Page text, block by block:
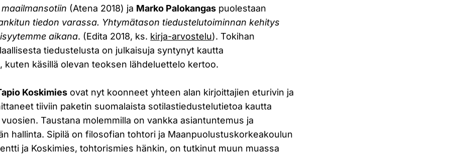
(Atena 2018) ja Marko Palokangas puolestaan
tiedon varassa. Yhtymätason tiedustelutoiminnan kehitys
aikana. (Edita 2018, ks. kirja-arvostelu). Tokihan
tiedustelusta on julkaisuja syntynyt kautta
kuten käsillä olevan teoksen lähdeluettelo kertoo.
Koskimies ovat nyt koonneet yhteen alan kirjoittajien eturivin ja
tiiviin paketin suomalaista sotilastiedustelutietoa kautta
Taustana molemmilla on vankka asiantuntemus ja
hallinta. Sipilä on filosofian tohtori ja Maanpuolustuskorkeakoulun
ja Koskimies, tohtorismies hänkin, on tutkinut muun muassa